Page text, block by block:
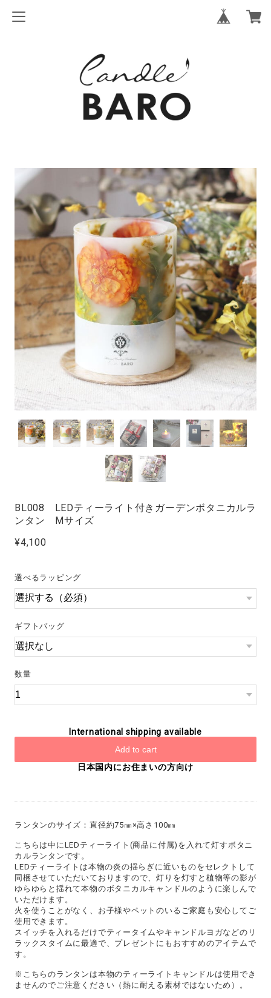
BL008 LEDティーライト付きガーデンボタニカルラ
ンタン Mサイズ
¥4,100
選べるラッピング
ギフトバッグ
数量
International shipping available
Add to cart
日本国内にお住まいの方向け
ランタンのサイズ：直径約75㎜×高さ100㎜
こちらは中にLEDティーライト(商品に付属)を入れて灯すボタニ
カルランタンです。
LEDティーライトは本物の炎の揺らぎに近いものをセレクトして
同梱させていただいておりますので、灯りを灯すと植物等の影が
ゆらゆらと揺れて本物のボタニカルキャンドルのように楽しんで
いただけます。
火を使うことがなく、お子様やペットのいるご家庭も安心してご
使用できます。
スイッチを入れるだけでティータイムやキャンドルヨガなどのリ
ラックスタイムに最適で、プレゼントにもおすすめのアイテムで
す。
※こちらのランタンは本物のティーライトキャンドルは使用でき
ませんのでご注意ください（熱に耐える素材ではないため）。